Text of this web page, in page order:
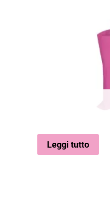
Leggi tutto